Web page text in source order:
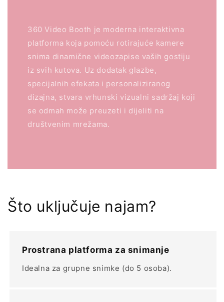
360 Video Booth je moderna interaktivna
platforma koja pomoću rotirajuće kamere
snima dinamične videozapise vaših gostiju
iz svih kutova. Uz dodatak glazbe,
specijalnih efekata i personaliziranog
dizajna, stvara vrhunski vizualni sadržaj koji
se odmah može preuzeti i dijeliti na
društvenim mrežama.
Što uključuje najam?
Prostrana platforma za snimanje
Idealna za grupne snimke (do 5 osoba).